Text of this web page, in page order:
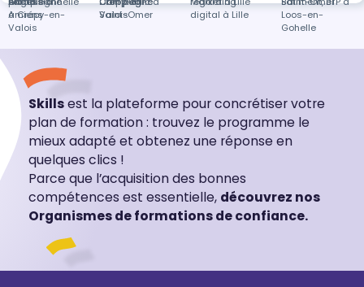
à Crépy-en-
Valois
Valois
Amiens
Saint-Omer
digital à Lille
Loos-en-
Gohelle
Skillsest la plateforme pour concrétiser votre
plan de formation : trouvez le programme le
mieux adapté et obtenez une réponse en
quelques clics !
Parce que l’acquisition des bonnes
compétences est essentielle, découvrez nos
Organismes de formations de confiance.